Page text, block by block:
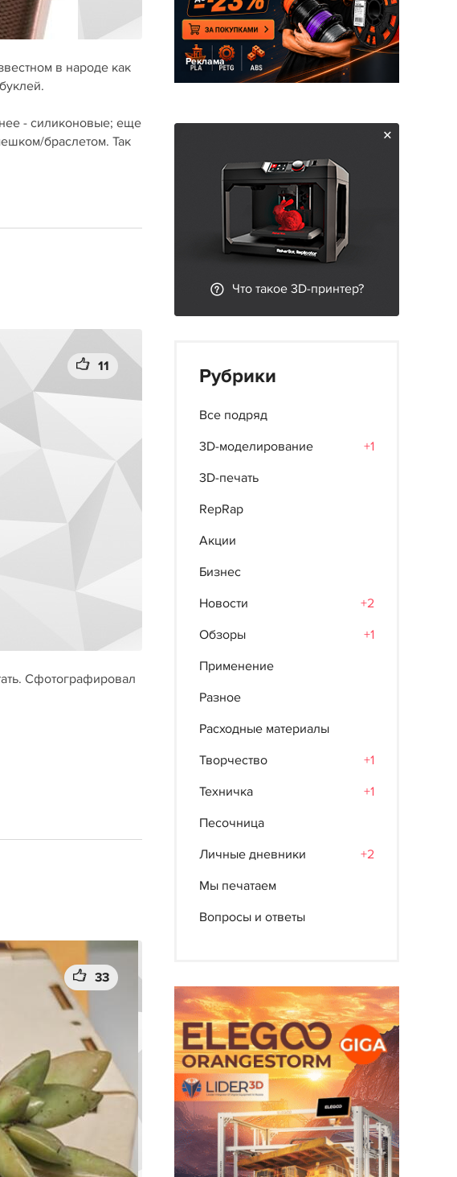
в народе как
- силиконовые; еще
браслетом. Так
11
Сфотографировал
33
Реклама
Что такое 3D-принтер?
Рубрики
Все подряд
3D-моделирование
+1
3D-печать
RepRap
Акции
Бизнес
Новости
+2
Обзоры
+1
Применение
Разное
Расходные материалы
Творчество
+1
Техничка
+1
Песочница
Личные дневники
+2
Мы печатаем
Вопросы и ответы